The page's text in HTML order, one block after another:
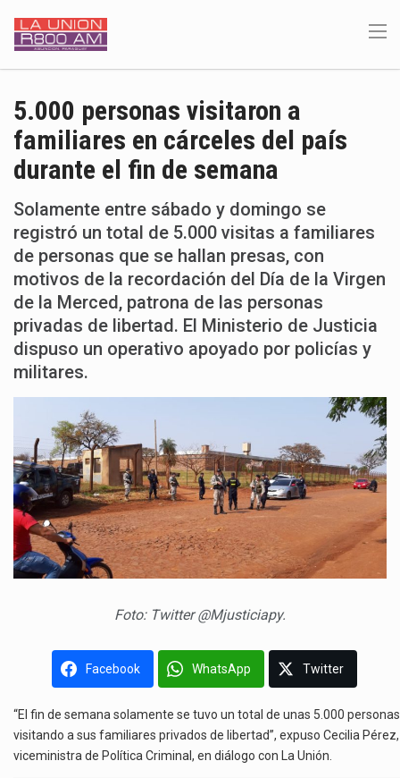
5.000 personas visitaron a
familiares en cárceles del país
durante el fin de semana
Solamente entre sábado y domingo se
registró un total de 5.000 visitas a familiares
de personas que se hallan presas, con
motivos de la recordación del Día de la Virgen
de la Merced, patrona de las personas
privadas de libertad. El Ministerio de Justicia
dispuso un operativo apoyado por policías y
militares.
Foto: Twitter @Mjusticiapy.
Facebook WhatsApp Twitter
“El fin de semana solamente se tuvo un total de unas 5.000 personas
visitando a sus familiares privados de libertad”, expuso Cecilia Pérez,
viceministra de Política Criminal, en diálogo con La Unión.